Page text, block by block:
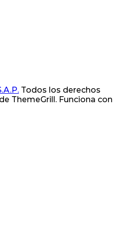
Todos los derechos
de ThemeGrill. Funciona con